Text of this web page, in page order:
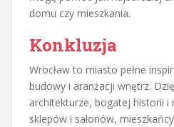
domu czy mieszkania.
Konkluzja
Wrocław to miasto pełne
budowy i aranżacji wnętrz.
architekturze, bogatej historii
sklepów i salonów,